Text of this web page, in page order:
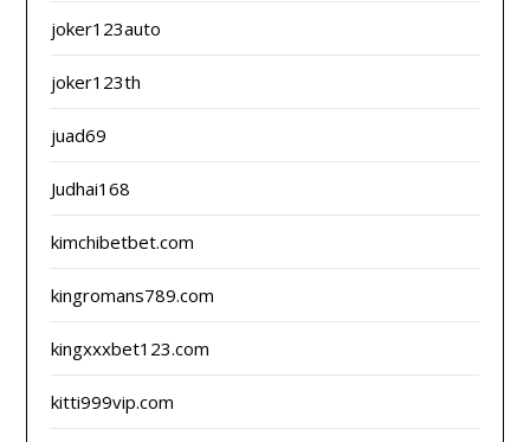
joker123auto
joker123th
juad69
Judhai168
kimchibetbet.com
kingromans789.com
kingxxxbet123.com
kitti999vip.com